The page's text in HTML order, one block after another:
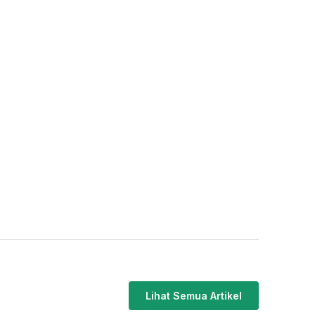
Lihat Semua Artikel